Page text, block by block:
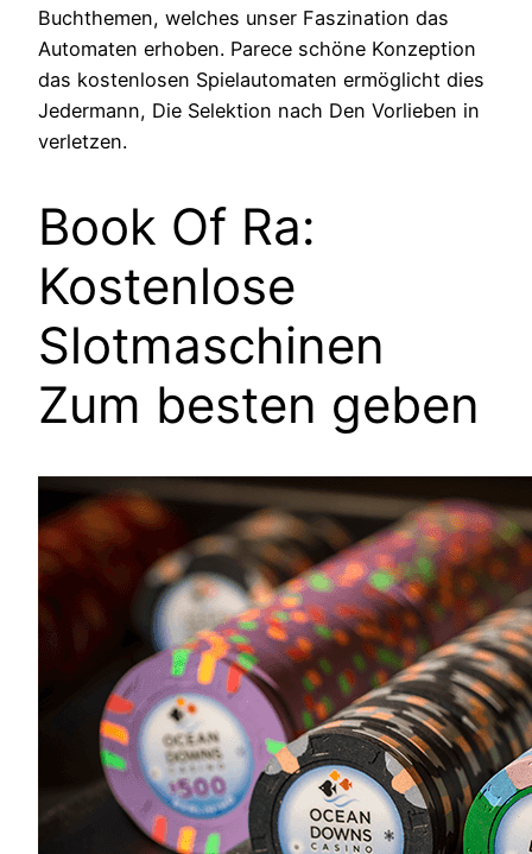
Buchthemen, welches unser Faszination das
Automaten erhoben. Parece schöne Konzeption
das kostenlosen Spielautomaten ermöglicht dies
Jedermann, Die Selektion nach Den Vorlieben in
verletzen.
Book Of Ra:
Kostenlose
Slotmaschinen
Zum besten geben